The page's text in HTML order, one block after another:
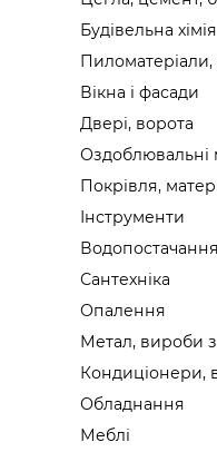
Будівельна хімія
Вікна і фасади
Двері, ворота
Інструменти
Сантехніка
Опалення
Обладнання
Меблі